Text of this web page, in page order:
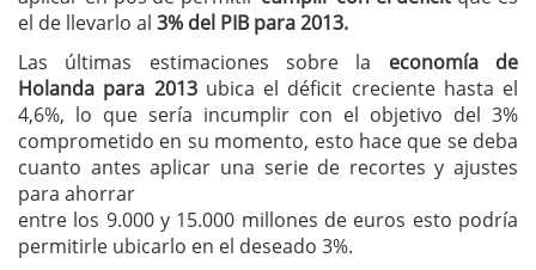
el de llevarlo al 3% del PIB para 2013.
Las últimas estimaciones sobre la economía de
Holanda para 2013 ubica el déficit creciente hasta el
4,6%, lo que sería incumplir con el objetivo del 3%
comprometido en su momento, esto hace que se deba
cuanto antes aplicar una serie de recortes y ajustes
para ahorrar
entre los 9.000 y 15.000 millones de euros esto podría
permitirle ubicarlo en el deseado 3%.